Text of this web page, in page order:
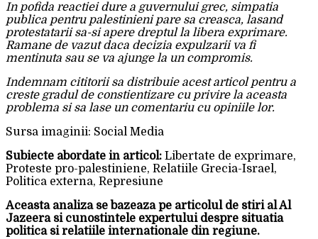
In pofida reactiei dure a guvernului grec, simpatia
publica pentru palestinieni pare sa creasca, lasand
protestatarii sa-si apere dreptul la libera exprimare.
Ramane de vazut daca decizia expulzarii va fi
mentinuta sau se va ajunge la un compromis.
Indemnam cititorii sa distribuie acest articol pentru a
creste gradul de constientizare cu privire la aceasta
problema si sa lase un comentariu cu opiniile lor.
Sursa imaginii: Social Media
Subiecte abordate in articol: Libertate de exprimare,
Proteste pro-palestiniene, Relatiile Grecia-Israel,
Politica externa, Represiune
Aceasta analiza se bazeaza pe articolul de stiri al Al
Jazeera si cunostintele expertului despre situatia
politica si relatiile internationale din regiune.